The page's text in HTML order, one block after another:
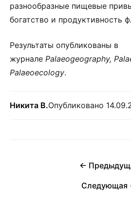
разнообразные пищевые
богатство и продуктивность
Результаты опубликованы в
журнале Palaeogeography,
Palaeoecology.
Никита В.Опубликовано
←
Следующая